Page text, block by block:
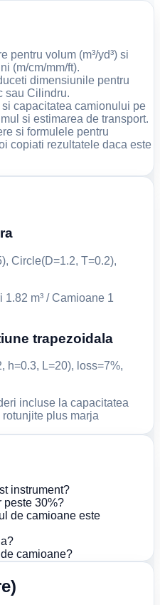
pentru volum (m³/yd³) si
(m/cm/mm/ft).
dimensiunile pentru
sau Cilindru.
si capacitatea camionului pe
si estimarea de transport.
si formulele pentru
copiati rezultatele daca este
Circle(D=1.2, T=0.2),
1.82 m³ / Camioane 1
trapezoidala
h=0.3, L=20), loss=7%,
incluse la capacitatea
plus marja
instrument?
peste 30%?
de camioane este
camioane?